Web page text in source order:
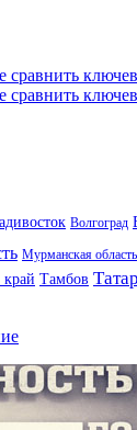
сравнить
сравнить
Волгоград
Мурманская область
край Тамбов